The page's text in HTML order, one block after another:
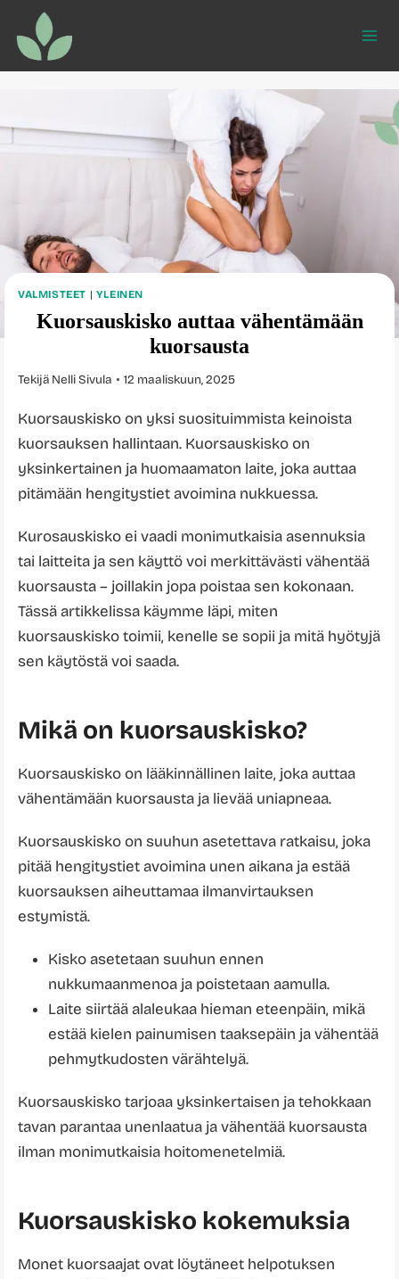
sisältöön
VALMISTEET | YLEINEN
Kuorsauskisko auttaa vähentämään
kuorsausta
Tekijä Nelli Sivula 12 maaliskuun, 2025
Kuorsauskisko on yksi suosituimmista keinoista
kuorsauksen hallintaan. Kuorsauskisko on
yksinkertainen ja huomaamaton laite, joka auttaa
pitämään hengitystiet avoimina nukkuessa.
Kurosauskisko ei vaadi monimutkaisia asennuksia
tai laitteita ja sen käyttö voi merkittävästi vähentää
kuorsausta – joillakin jopa poistaa sen kokonaan.
Tässä artikkelissa käymme läpi, miten
kuorsauskisko toimii, kenelle se sopii ja mitä hyötyjä
sen käytöstä voi saada.
Mikä on kuorsauskisko?
Kuorsauskisko on lääkinnällinen laite, joka auttaa
vähentämään kuorsausta ja lievää uniapneaa.
Kuorsauskisko on suuhun asetettava ratkaisu, joka
pitää hengitystiet avoimina unen aikana ja estää
kuorsauksen aiheuttamaa ilmanvirtauksen
estymistä.
Kisko asetetaan suuhun ennen
nukkumaanmenoa ja poistetaan aamulla.
Laite siirtää alaleukaa hieman eteenpäin, mikä
estää kielen painumisen taaksepäin ja vähentää
pehmytkudosten värähtelyä.
Kuorsauskisko tarjoaa yksinkertaisen ja tehokkaan
tavan parantaa unenlaatua ja vähentää kuorsausta
ilman monimutkaisia hoitomenetelmiä.
Kuorsauskisko kokemuksia
Monet kuorsaajat ovat löytäneet helpotuksen